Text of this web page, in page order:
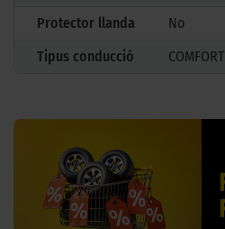
Protector llanda
No
Tipus conducció
COMFORT